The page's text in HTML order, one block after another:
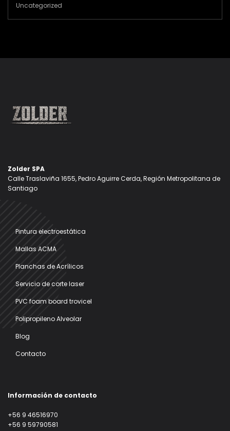
Uncategorized
Zolder SPA
Calle Traslaviña 1655, Pedro Aguirre Cerda, Región Metropolitana de
Santiago
Pintura electroestática
Mallas ACMA
Planchas de Acrílicos
Servicio de corte laser
PVC foam board trovicel
Polipropileno Alveolar
Blog
Contacto
Información de contacto
+56 9 46516970
+56 9 59790581